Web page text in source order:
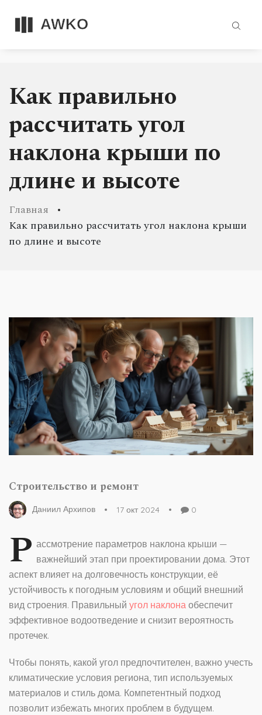
Как правильно
рассчитать угол
наклона крыши по
длине и высоте
Главная
Как правильно рассчитать угол наклона крыши
по длине и высоте
Строительство и ремонт
Даниил Архипов 17 окт 2024 0
Р ассмотрение параметров наклона крыши —
важнейший этап при проектировании дома. Этот
аспект влияет на долговечность конструкции, её
устойчивость к погодным условиям и общий внешний
вид строения. Правильный угол наклона обеспечит
эффективное водоотведение и снизит вероятность
протечек.
Чтобы понять, какой угол предпочтителен, важно учесть
климатические условия региона, тип используемых
материалов и стиль дома. Компетентный подход
позволит избежать многих проблем в будущем.